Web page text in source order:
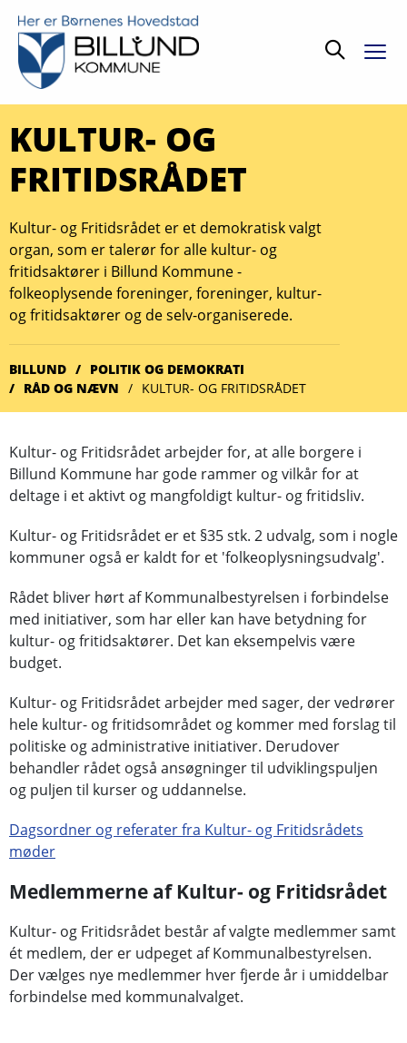
Søg
KULTUR- OG
FRITIDSRÅDET
Kultur- og Fritidsrådet er et demokratisk valgt
organ, som er talerør for alle kultur- og
fritidsaktører i Billund Kommune -
folkeoplysende foreninger, foreninger, kultur-
og fritidsaktører og de selv-organiserede.
BILLUND
POLITIK OG DEMOKRATI
RÅD OG NÆVN
KULTUR- OG FRITIDSRÅDET
Kultur- og Fritidsrådet arbejder for, at alle borgere i
Billund Kommune har gode rammer og vilkår for at
deltage i et aktivt og mangfoldigt kultur- og fritidsliv.
Kultur- og Fritidsrådet er et §35 stk. 2 udvalg, som i nogle
kommuner også er kaldt for et 'folkeoplysningsudvalg'.
Rådet bliver hørt af Kommunalbestyrelsen i forbindelse
med initiativer, som har eller kan have betydning for
kultur- og fritidsaktører. Det kan eksempelvis være
budget.
Kultur- og Fritidsrådet arbejder med sager, der vedrører
hele kultur- og fritidsområdet og kommer med forslag til
politiske og administrative initiativer. Derudover
behandler rådet også ansøgninger til udviklingspuljen
og puljen til kurser og uddannelse.
Dagsordner og referater fra Kultur- og Fritidsrådets
møder
Medlemmerne af Kultur- og Fritidsrådet
Kultur- og Fritidsrådet består af valgte medlemmer samt
ét medlem, der er udpeget af Kommunalbestyrelsen.
Der vælges nye medlemmer hver fjerde år i umiddelbar
forbindelse med kommunalvalget.